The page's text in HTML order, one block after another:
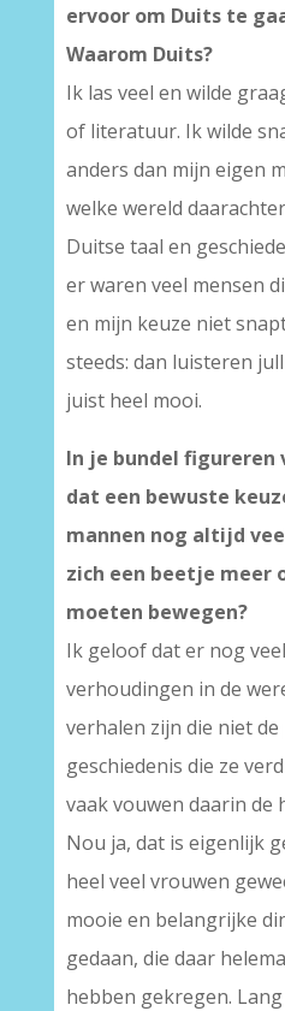
ervoor om Duits te
Waarom Duits?
Ik las veel en wilde
of literatuur. Ik wilde
anders dan mijn eigen
welke wereld
Duitse taal en
er waren veel mensen
en mijn keuze niet
steeds: dan luisteren
juist heel mooi.
In je bundel figureren
dat een bewuste
mannen nog altijd
zich een beetje meer
moeten bewegen?
Ik geloof dat er nog
verhoudingen in de
verhalen zijn die niet
geschiedenis die ze
vaak vouwen daarin de
Nou ja, dat is eigenlijk
heel veel vrouwen
mooie en belangrijke
gedaan, die daar
hebben gekregen.